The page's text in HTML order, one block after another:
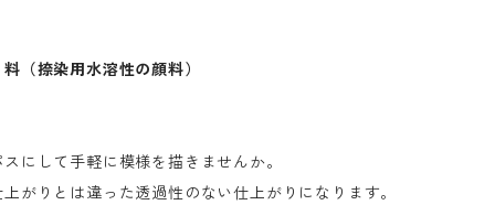
捺染用水溶性の顔料）
にして手軽に模様を描きませんか。
がりとは違った透過性のない仕上がりになります。